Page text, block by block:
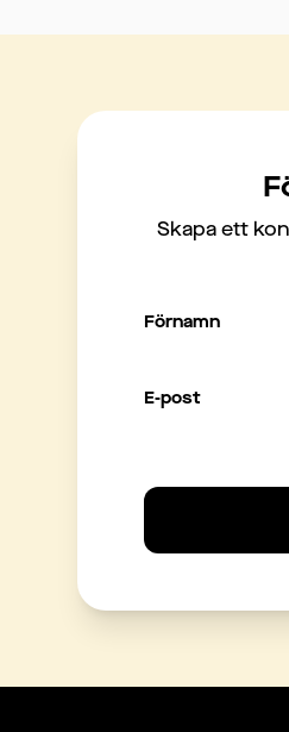
Skapa ett
Förnamn
E-post